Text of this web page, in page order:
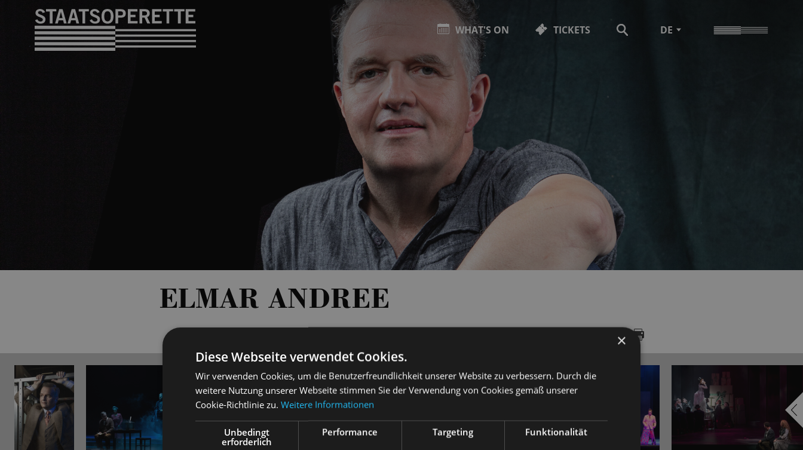
WHAT'S ON TICKETS DE
ELMAR ANDREE
×
Diese Webseite verwendet Cookies.
Wir verwenden Cookies, um die Benutzerfreundlichkeit unserer Website zu verbessern. Durch die
weitere Nutzung unserer Webseite stimmen Sie der Verwendung von Cookies gemäß unserer
Cookie-Richtlinie zu. Weitere Informationen
Unbedingt
erforderlich
Performance Targeting Funktionalität